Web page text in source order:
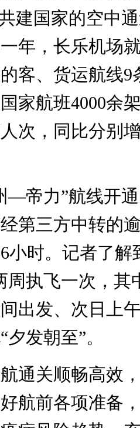
建国家的空中
年，长乐机场
客、货运航线9
家航班4000余
次，同比分别
力”航线开通
第三方中转的
小时。记者了
周执飞一次，其
出发、次日上
发朝至”。
关顺畅高效，
航前各项准备